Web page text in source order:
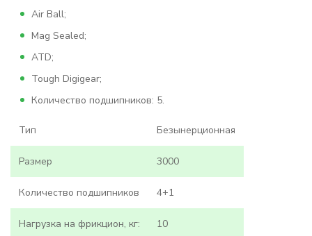
Air Ball;
Mag Sealed;
ATD;
Tough Digigear;
Количество подшипников: 5.
Тип Безынерционная
Размер 3000
Количество подшипников 4+1
Нагрузка на фрикцион, кг: 10